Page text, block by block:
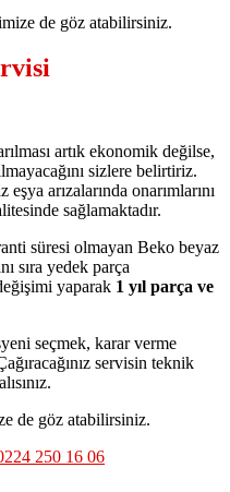
de göz atabilirsiniz.
artık ekonomik değilse,
sizlere belirtiriz.
arızalarında onarımlarını
sağlamaktadır.
süresi olmayan Beko beyaz
sıra yedek parça
yaparak 1 yıl parça ve
seçmek, karar verme
servisin teknik
de göz atabilirsiniz.
250 16 06